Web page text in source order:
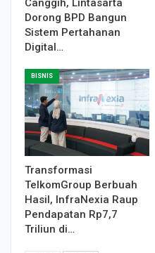
Canggih, Lintasarta
Dorong BPD Bangun
Sistem Pertahanan
Digital…
BISNIS
Transformasi
TelkomGroup Berbuah
Hasil, InfraNexia Raup
Pendapatan Rp7,7
Triliun di…